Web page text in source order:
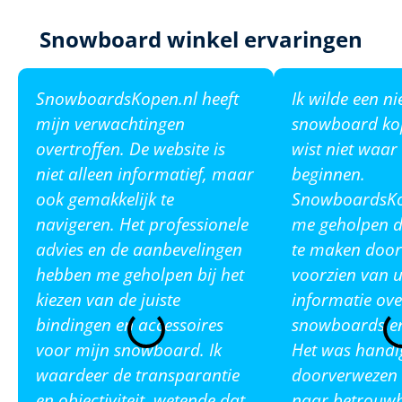
Snowboard winkel ervaringen
SnowboardsKopen.nl heeft
mijn verwachtingen
overtroffen. De website is
niet alleen informatief, maar
ook gemakkelijk te
navigeren. Het professionele
advies en de aanbevelingen
hebben me geholpen bij het
kiezen van de juiste
bindingen en accessoires
voor mijn snowboard. Ik
waardeer de transparantie
Ik wilde een
snowboard
wist niet waar
beginnen.
me geholpen
te maken
voorzien van
informatie
snowboards
Het was